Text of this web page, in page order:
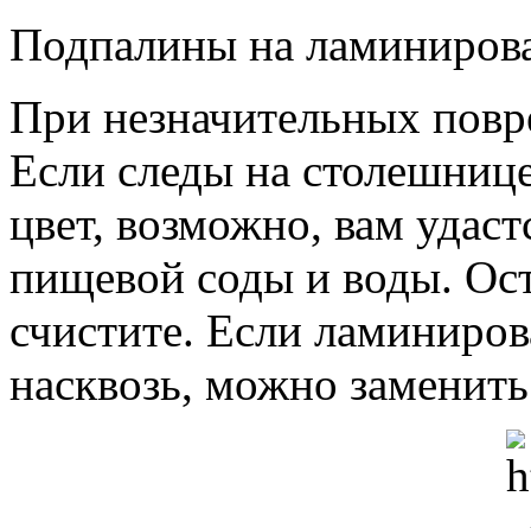
Подпалины на
При незначительных
Если следы на
цвет, возможно, вам
пищевой соды и воды.
счистите. Если
насквозь, можно